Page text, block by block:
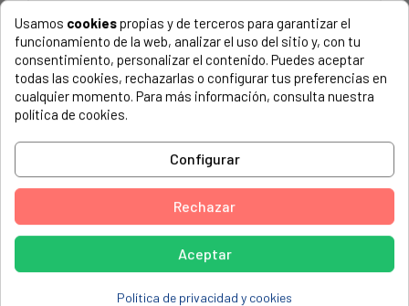
BOMBA LAVAVAJILLAS BAUKNECHT, IGNIS, WHIRLPOOL...
ALGOR, ADL 880 854588015810
AMANA, ADB 500 854550042710
AMANA, ADB 500 854550042711
AMANA, ADB 500 854550042712
AMANA, ADB 500 854550042719
AMANA, ADB500EAN 854550042710
AMANA, ADB500EAN 854550042711
AMANA, ADB500EAN 854550042712
Usamos cookiespropias y de terceros para garantizar el
funcionamiento de la web, analizar el uso del sitio y, con tu
consentimiento, personalizar el contenido. Puedes aceptar
todas las cookies, rechazarlas o configurar tus preferencias en
cualquier momento. Para más información, consulta nuestra
política de cookies.
Configurar
Rechazar
Aceptar
Política de privacidad y cookies